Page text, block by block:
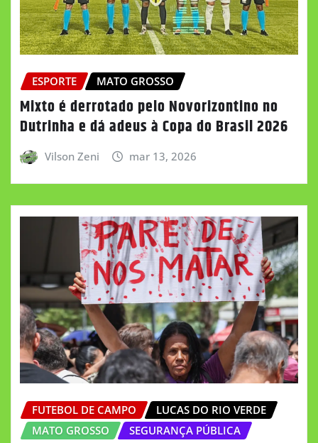
ESPORTE MATO GROSSO
Mixto é derrotado pelo Novorizontino no
Dutrinha e dá adeus à Copa do Brasil 2026
Vilson Zeni mar 13, 2026
FUTEBOL DE CAMPO
LUCAS DO RIO VERDE
MATO GROSSO
SEGURANÇA PÚBLICA